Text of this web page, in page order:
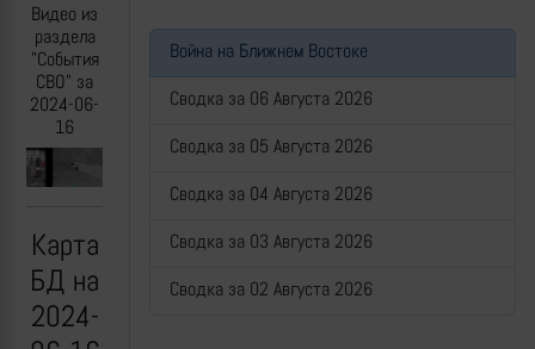
Видео из
раздела
"События
СВО" за
2024-06-
16
Previous
Карта
БД на
2024-
Война на Ближнем Востоке
Сводка за 06 Августа 2026
Сводка за 05 Августа 2026
Сводка за 04 Августа 2026
Сводка за 03 Августа 2026
Сводка за 02 Августа 2026